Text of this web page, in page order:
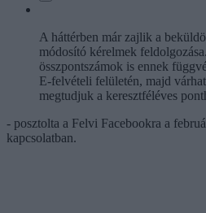
A háttérben már zajlik a
módosító kérelmek
összpontszámok is ennek
E-felvételi felületén, majd
megtudjuk a keresztféléves
- posztolta a Felvi Facebookra a
kapcsolatban.